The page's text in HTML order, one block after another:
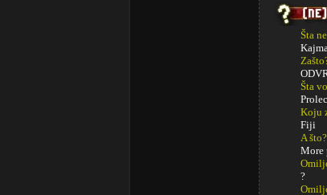
Šta
Šta
Koju
Fiji
A što?
More
?